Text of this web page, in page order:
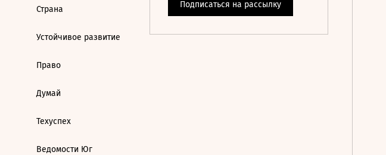
Страна
Устойчивое развитие
Право
Думай
Техуспех
Ведомости Юг